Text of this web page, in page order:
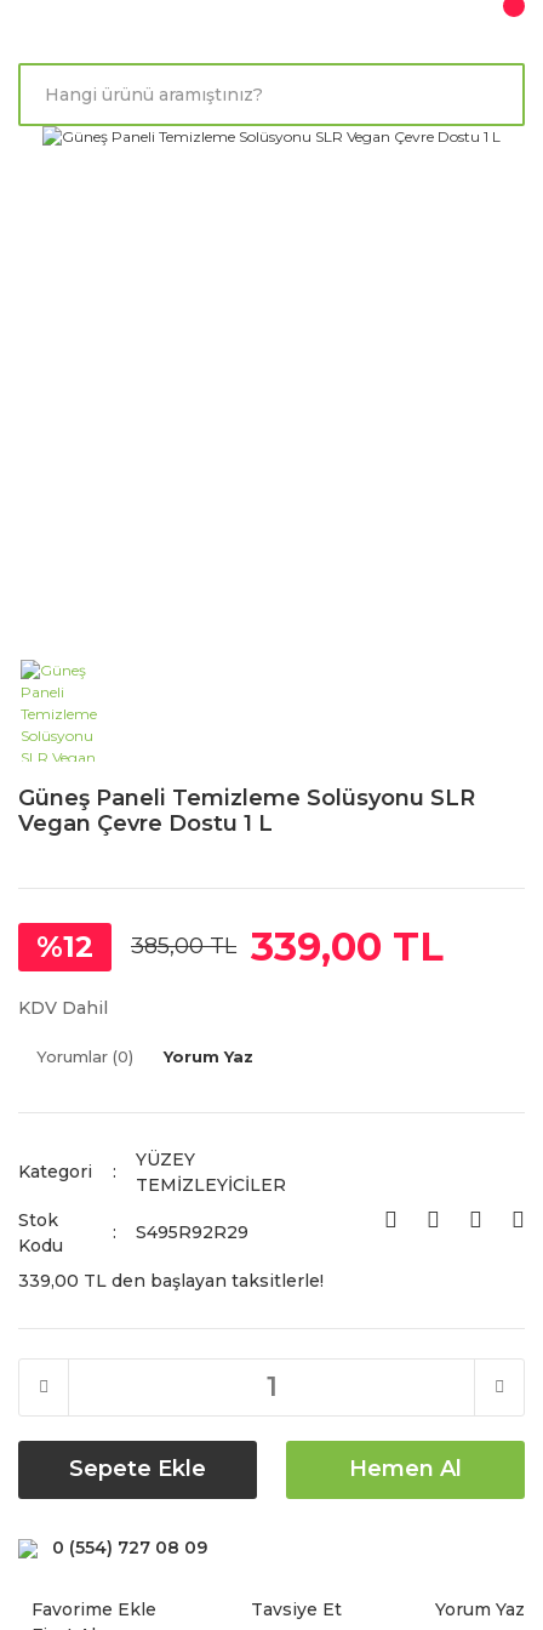
Güneş Paneli Temizleme Solüsyonu SLR
Vegan Çevre Dostu 1 L
%12 385,00 TL 339,00 TL
KDV Dahil
Yorumlar (0) Yorum Yaz
Kategori
YÜZEY
TEMİZLEYİCİLER
Stok
Kodu
S495R92R29
339,00 TL den başlayan taksitlerle!
Sepete Ekle Hemen Al
0 (554) 727 08 09
Tavsiye Et
Yorum Yaz